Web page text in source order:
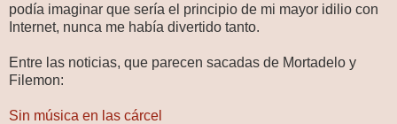
podía imaginar que sería el principio de mi mayor idilio con
Internet, nunca me había divertido tanto.
Entre las noticias, que parecen sacadas de Mortadelo y
Filemon:
Sin música en las cárcel